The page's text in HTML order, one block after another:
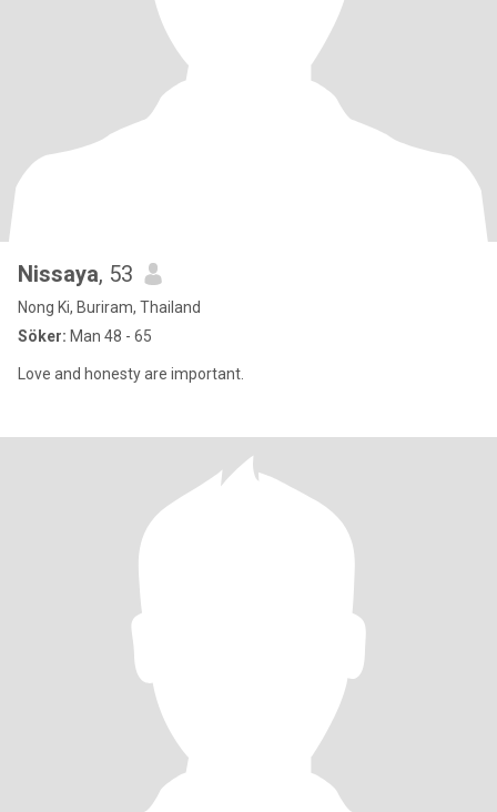
Nissaya, 53
Nong Ki, Buriram, Thailand
Söker: Man 48 - 65
Love and honesty are important.